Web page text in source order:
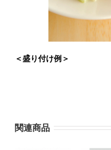
＜盛り付け例＞
関連商品